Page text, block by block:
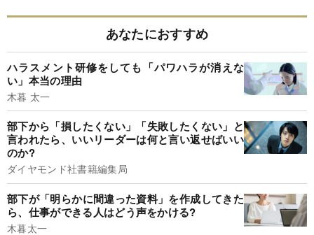
あなたにおすすめ
ハラスメント研修をしても「パワハラが消えな
い」本当の理由
木暮 太一
部下から「損したくない」「失敗したくない」と
言われたら、いいリーダーは何と言い返せばいい
のか?
ダイヤモンド社書籍編集局
部下が「明らかに間違った資料」を作成してきた
ら、仕事ができる人はどう声をかける?
木暮太一